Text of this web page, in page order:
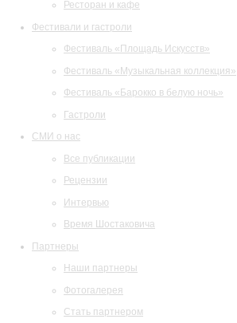
Ресторан и кафе
Фестивали и гастроли
Фестиваль «Площадь Искусств»
Фестиваль «Музыкальная коллекция»
Фестиваль «Барокко в белую ночь»
Гастроли
СМИ о нас
Все публикации
Рецензии
Интервью
Время Шостаковича
Партнеры
Наши партнеры
Фотогалерея
Стать партнером